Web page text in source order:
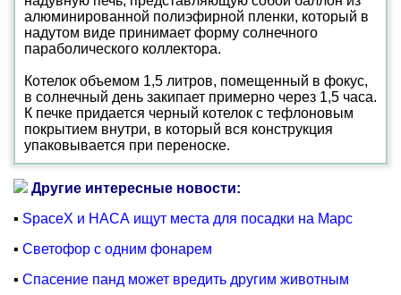
алюминированной полиэфирной пленки, который в
надутом виде принимает форму солнечного
параболического коллектора.
Котелок объемом 1,5 литров, помещенный в фокус,
в солнечный день закипает примерно через 1,5 часа.
К печке придается черный котелок с тефлоновым
покрытием внутри, в который вся конструкция
упаковывается при переноске.
Другие интересные новости:
▪ SpaceX и НАСА ищут места для посадки на Марс
▪ Светофор с одним фонарем
▪ Спасение панд может вредить другим животным